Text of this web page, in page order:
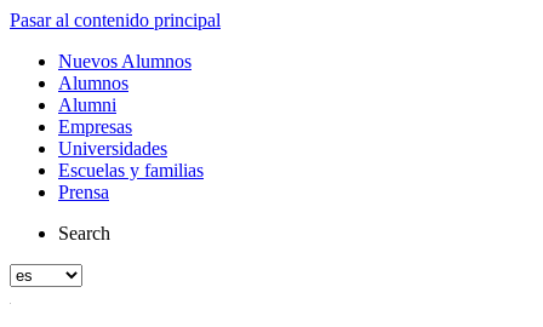
Pasar al contenido principal
Nuevos Alumnos
Alumnos
Alumni
Empresas
Universidades
Escuelas y familias
Prensa
Search